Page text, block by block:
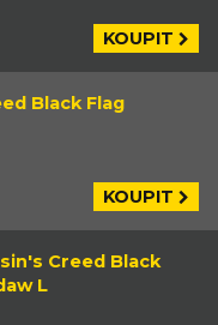
KOUPIT
Black Flag
KOUPIT
Creed Black
L